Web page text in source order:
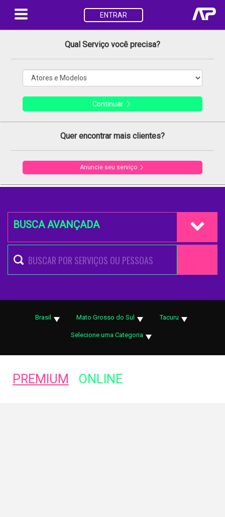
ENTRAR
Qual Serviço você precisa?
Continuar
Quer encontrar mais clientes?
Anuncie seu serviço
BUSCA AVANÇADA
Brasil Mato Grosso do Sul Tacuru
Selecione uma Categoria
PREMIUM ONLINE